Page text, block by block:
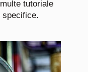
tutoriale
specifice.